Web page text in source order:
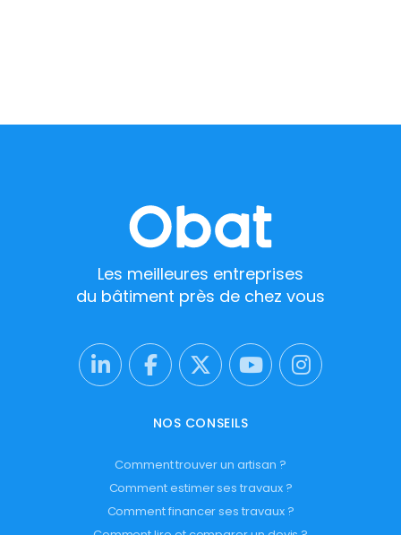
Les meilleures entreprises
du bâtiment près de chez vous
NOS CONSEILS
Comment trouver un artisan ?
Comment estimer ses travaux ?
Comment financer ses travaux ?